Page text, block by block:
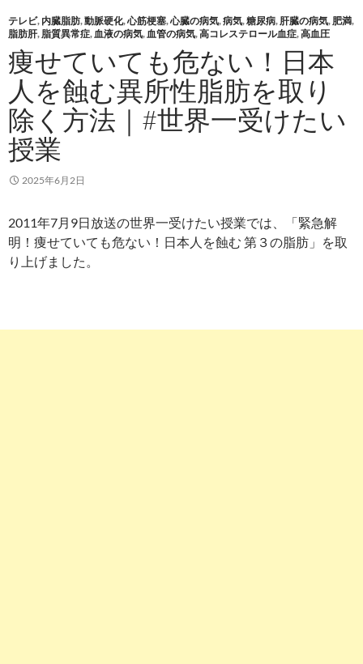
テレビ, 内臓脂肪,動脈硬化,心筋梗塞,心臓の病気,病気,糖尿病, 肝臓の病気, 肥満,
脂肪肝, 脂質異常症,血液の病気,血管の病気,高コレステロール血症,高血圧
痩せていても危ない！日本
人を蝕む異所性脂肪を取り
除く方法｜#世界一受けたい
授業
2025年6月2日
2011年7月9日放送の世界一受けたい授業では、「緊急解
明！痩せていても危ない！日本人を蝕む 第３の脂肪」を取
り上げました。